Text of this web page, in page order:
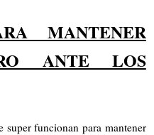
MANTENER
ANTE LOS
funcionan para mantener